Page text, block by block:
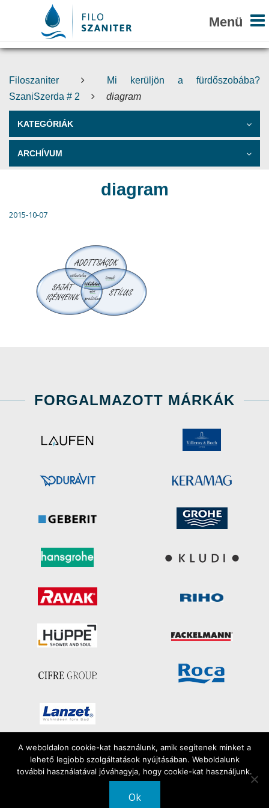
Filoszaniter
Mi kerüljön a fürdőszobába?
SzaniSzerda # 2
diagram
KATEGÓRIÁK
ARCHÍVUM
diagram
2015-10-07
FORGALMAZOTT MÁRKÁK
Minden jog fenntartva
2026 | FiloSzaniter
A weboldalon cookie-kat használunk, amik segítenek minket a
lehető legjobb szolgáltatások nyújtásában. Weboldalunk
további használatával jóváhagyja, hogy cookie-kat használjunk.
Ok